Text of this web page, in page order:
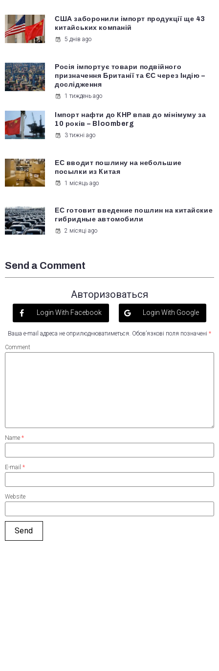
США заборонили імпорт продукції ще 43
китайських компаній
5 днів ago
Росія імпортує товари подвійного
призначення Британії та ЄС через Індію –
дослідження
1 тиждень ago
Імпорт нафти до КНР впав до мінімуму за
10 років – Bloomberg
3 тижні ago
ЕС вводит пошлину на небольшие
посылки из Китая
1 місяць ago
ЕС готовит введение пошлин на китайские
гибридные автомобили
2 місяці ago
Send a Comment
Авторизоваться
Login With Facebook Login With Google
Ваша e-mail адреса не оприлюднюватиметься. Обов’язкові поля позначені *
Comment
Name *
E-mail *
Website